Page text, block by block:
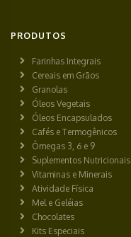
PRODUTOS
Farinhas Integrais
Cereais em Grãos
Granolas
Óleos Vegetais
Óleos Encapsulados
Cafés e Termogênicos
Ômegas 3, 6 e 9
Suplementos Nutricionais
Vitaminas e Minerais
Atividade Física
Mel e Geléias
Chocolates
Kits Especiais